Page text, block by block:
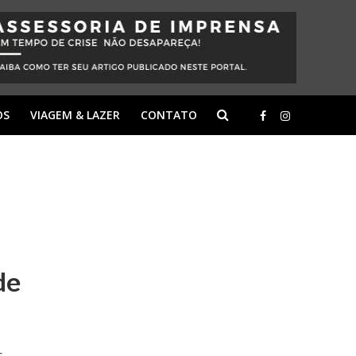
VIAGEM & LAZER CONTATO